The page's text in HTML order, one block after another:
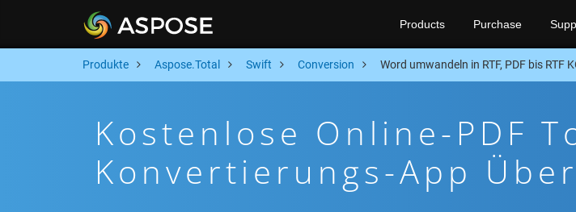
Products Purchase
Produkte Aspose.Total Swift Conversion Word umwandeln in RTF, PDF bis RTF
Kostenlose Online-PDF
Konvertierungs-App